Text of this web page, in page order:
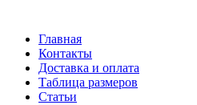
Главная
Контакты
Доставка и оплата
Таблица размеров
Статьи